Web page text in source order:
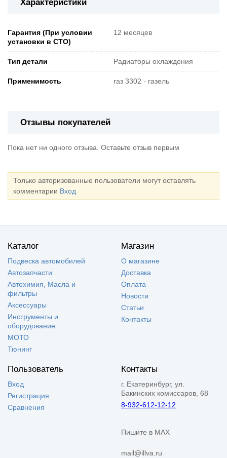
Характеристики
Гарантия (При условии
установки в СТО)
12 месяцев
Тип детали Радиаторы охлаждения
Применимость газ 3302 - газель
Отзывы покупателей
Пока нет ни одного отзыва. Оставьте отзыв первым
Только авторизованные пользователи могут оставлять
комментарии Вход
Каталог
Подвеска автомобилей
Автозапчасти
Автохимия, Масла и
фильтры
Аксессуары
Инструменты и
оборудование
МОТО
Тюнинг
Магазин
О магазине
Доставка
Оплата
Новости
Статьи
Контакты
Пользователь
Вход
Регистрация
Сравнения
Контакты
г. Екатеринбург, ул.
Бакинских комиссаров, 68
8-932-612-12-12
Пишите в MAX
mail@illva.ru